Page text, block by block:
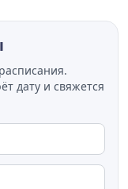
дату и свяжется